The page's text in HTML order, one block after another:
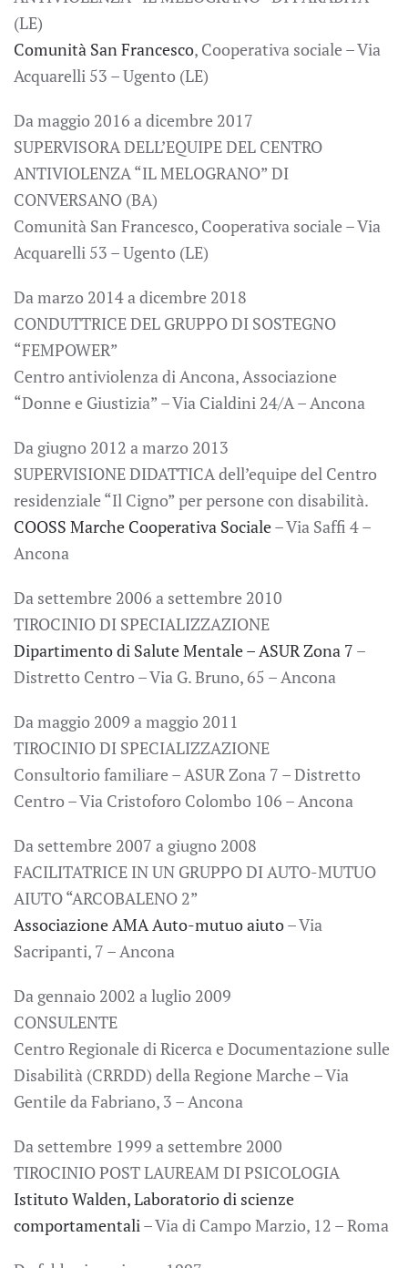
(LE)
Comunità San Francesco, Cooperativa sociale – Via
Acquarelli 53 – Ugento (LE)
Da maggio 2016 a dicembre 2017
SUPERVISORA DELL’EQUIPE DEL CENTRO
ANTIVIOLENZA “IL MELOGRANO” DI
CONVERSANO (BA)
Comunità San Francesco, Cooperativa sociale – Via
Acquarelli 53 – Ugento (LE)
Da marzo 2014 a dicembre 2018
CONDUTTRICE DEL GRUPPO DI SOSTEGNO
“FEMPOWER”
Centro antiviolenza di Ancona, Associazione
“Donne e Giustizia” – Via Cialdini 24/A – Ancona
Da giugno 2012 a marzo 2013
SUPERVISIONE DIDATTICA dell’equipe del Centro
residenziale “Il Cigno” per persone con disabilità.
COOSS Marche Cooperativa Sociale– Via Saffi 4 –
Ancona
Da settembre 2006 a settembre 2010
TIROCINIO DI SPECIALIZZAZIONE
Dipartimento di Salute Mentale – ASUR Zona 7 –
Distretto Centro – Via G. Bruno, 65 – Ancona
Da maggio 2009 a maggio 2011
TIROCINIO DI SPECIALIZZAZIONE
Consultorio familiare – ASUR Zona 7 – Distretto
Centro – Via Cristoforo Colombo 106 – Ancona
Da settembre 2007 a giugno 2008
FACILITATRICE IN UN GRUPPO DI AUTO-MUTUO
AIUTO “ARCOBALENO 2”
Associazione AMA Auto-mutuo aiuto– Via
Sacripanti, 7 – Ancona
Da gennaio 2002 a luglio 2009
CONSULENTE
Centro Regionale di Ricerca e Documentazione sulle
Disabilità (CRRDD) della Regione Marche – Via
Gentile da Fabriano, 3 – Ancona
Da settembre 1999 a settembre 2000
TIROCINIO POST LAUREAM DI PSICOLOGIA
Istituto Walden, Laboratorio di scienze
comportamentali– Via di Campo Marzio, 12 – Roma